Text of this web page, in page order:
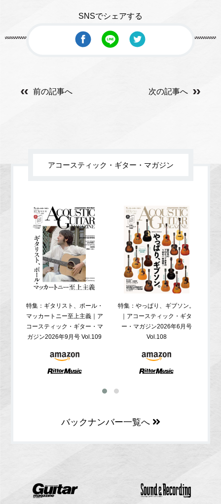
SNSでシェアする
前の記事へ 次の記事へ
アコースティック・ギター・マガジン
特集：ギタリスト、ポール・
マッカートニー至上主義｜ア
コースティック・ギター・マ
ガジン2026年9月号 Vol.109
特集：やっぱり、ギブソン。
｜アコースティック・ギタ
ー・マガジン2026年6月号
Vol.108
バックナンバー一覧へ